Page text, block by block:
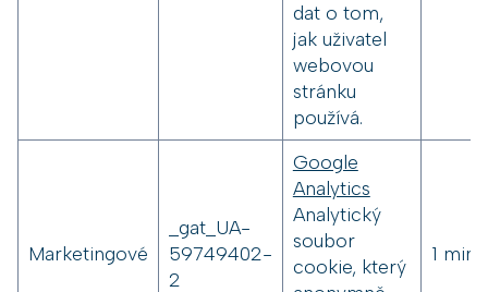
dat o tom,
jak uživatel
webovou
stránku
používá.
Marketingové
_gat_UA-
59749402-
2
Google
Analytics
Analytický
soubor
cookie, který
1